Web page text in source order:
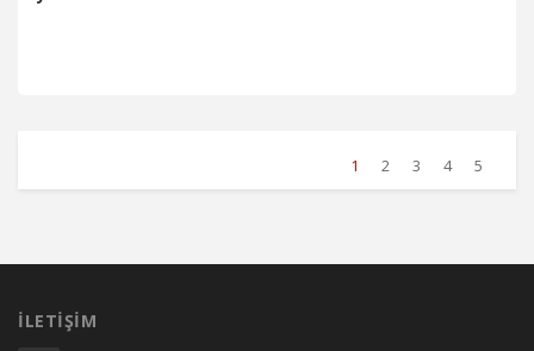
1 2 3 4 5
İLETIŞIM